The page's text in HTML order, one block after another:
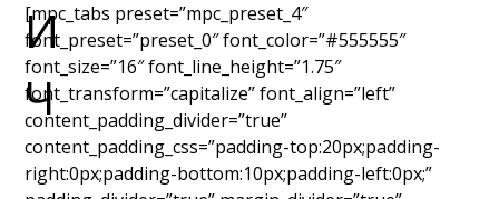
[mpc_tabs preset=”mpc_preset_4″
font_preset=”preset_0″ font_color=”#555555″
font_size=”16″ font_line_height=”1.75″
font_transform=”capitalize” font_align=”left”
content_padding_divider=”true”
content_padding_css=”padding-top:20px;padding-
right:0px;padding-bottom:10px;padding-left:0px;”